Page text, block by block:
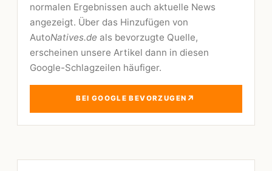
normalen Ergebnissen auch aktuelle News
angezeigt. Über das Hinzufügen von
AutoNatives.de als bevorzugte Quelle,
erscheinen unsere Artikel dann in diesen
Google-Schlagzeilen häufiger.
BEI GOOGLE BEVORZUGEN ↗